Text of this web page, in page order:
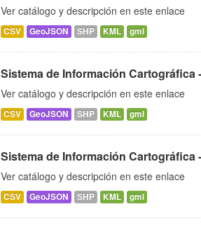
Ver catálogo y descripción en este enlace
CSV GeoJSON SHP KML gml
Sistema de Información Cartográfica
Ver catálogo y descripción en este enlace
CSV GeoJSON SHP KML gml
Sistema de Información Cartográfica
Ver catálogo y descripción en este enlace
CSV GeoJSON SHP KML gml